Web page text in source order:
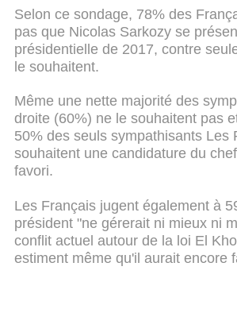
Selon ce sondage, 78% des
pas que Nicolas Sarkozy se
présidentielle de 2017, contre
le souhaitent.
Même une nette majorité des
droite (60%) ne le souhaitent pas
50% des seuls sympathisants Les
souhaitent une candidature du
favori.
Les Français jugent également à
président "ne gérerait ni mieux ni
conflit actuel autour de la loi El
estiment même qu'il aurait encore